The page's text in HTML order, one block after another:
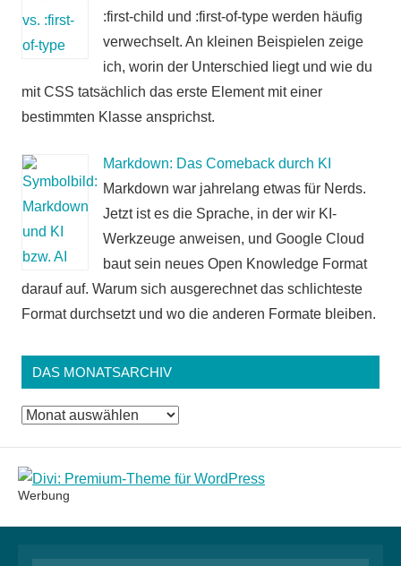
:first-child und :first-of-type werden häufig
verwechselt. An kleinen Beispielen zeige
ich, worin der Unterschied liegt und wie du
mit CSS tatsächlich das erste Element mit einer
bestimmten Klasse ansprichst.
Markdown: Das Comeback durch KI
Markdown war jahrelang etwas für Nerds.
Jetzt ist es die Sprache, in der wir KI-
Werkzeuge anweisen, und Google Cloud
baut sein neues Open Knowledge Format
darauf auf. Warum sich ausgerechnet das schlichteste
Format durchsetzt und wo die anderen Formate bleiben.
DAS MONATSARCHIV
Das
Werbung